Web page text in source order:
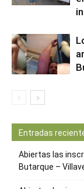
Entradas
Abiertas las
Butarque –